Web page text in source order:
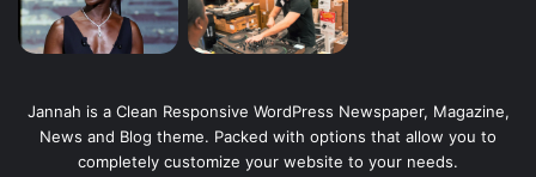
Jannah is a Clean Responsive WordPress Newspaper, Magazine,
News and Blog theme. Packed with options that allow you to
completely customize your website to your needs.